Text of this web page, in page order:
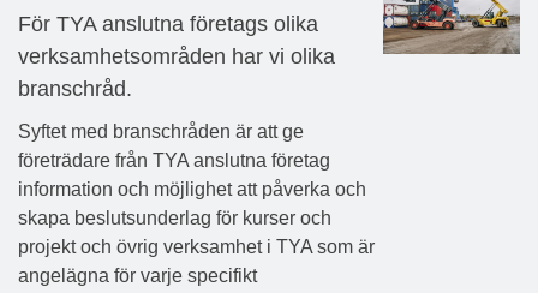
För TYA anslutna företags olika
verksamhetsområden har vi olika
branschråd.
Syftet med branschråden är att ge
företrädare från TYA anslutna företag
information och möjlighet att påverka och
skapa beslutsunderlag för kurser och
projekt och övrig verksamhet i TYA som är
angelägna för varje specifikt